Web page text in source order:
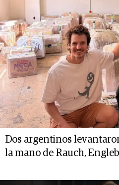
Dos argentinos
la mano de Rauch,